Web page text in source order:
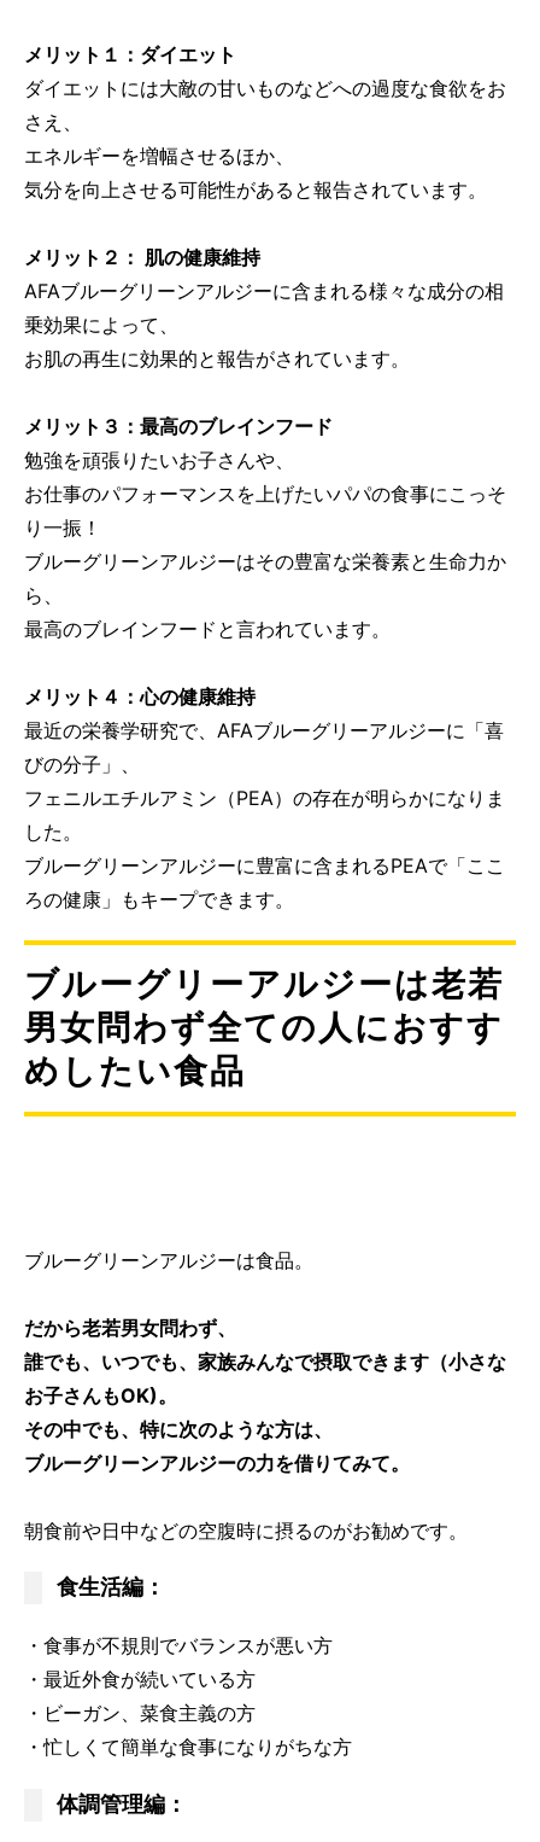
メリット１：ダイエット
ダイエットには大敵の甘いものなどへの過度な食欲をお
さえ、
エネルギーを増幅させるほか、
気分を向上させる可能性があると報告されています。
メリット２： 肌の健康維持
AFAブルーグリーンアルジーに含まれる様々な成分の相
乗効果によって、
お肌の再生に効果的と報告がされています。
メリット３：最高のブレインフード
勉強を頑張りたいお子さんや、
お仕事のパフォーマンスを上げたいパパの食事にこっそ
り一振！
ブルーグリーンアルジーはその豊富な栄養素と生命力か
ら、
最高のブレインフードと言われています。
メリット４：心の健康維持
最近の栄養学研究で、AFAブルーグリーアルジーに「喜
びの分子」、
フェニルエチルアミン（PEA）の存在が明らかになりま
した。
ブルーグリーンアルジーに豊富に含まれるPEAで「ここ
ろの健康」もキープできます。
ブルーグリーアルジーは老若
男女問わず全ての人におすす
めしたい食品
ブルーグリーンアルジーは食品。
だから老若男女問わず、
誰でも、いつでも、家族みんなで摂取できます（小さな
お子さんもOK)。
その中でも、特に次のような方は、
ブルーグリーンアルジーの力を借りてみて。
朝食前や日中などの空腹時に摂るのがお勧めです。
食生活編：
・食事が不規則でバランスが悪い方
・最近外食が続いている方
・ビーガン、菜食主義の方
・忙しくて簡単な食事になりがちな方
体調管理編：